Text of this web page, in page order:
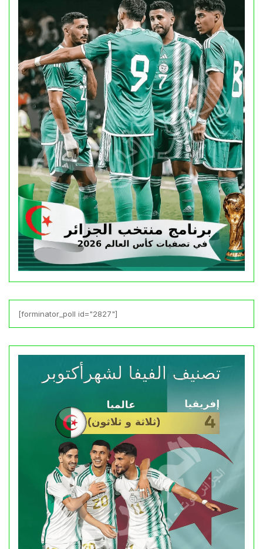
[forminator_poll id="2827"]